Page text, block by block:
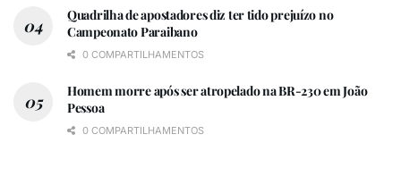
Quadrilha de apostadores diz ter tido prejuízo no
Campeonato Paraibano
0 COMPARTILHAMENTOS
Homem morre após ser atropelado na BR-230 em João
Pessoa
0 COMPARTILHAMENTOS